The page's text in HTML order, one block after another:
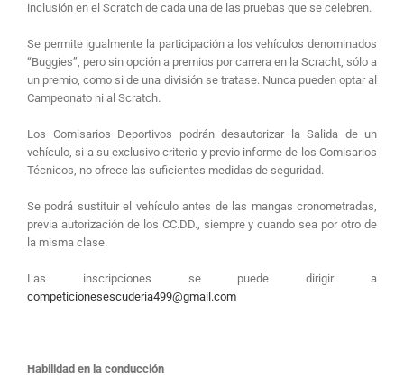
inclusión en el Scratch de cada una de las pruebas que se celebren.
Se permite igualmente la participación a los vehículos denominados
“Buggies”, pero sin opción a premios por carrera en la Scracht, sólo a
un premio, como si de una división se tratase. Nunca pueden optar al
Campeonato ni al Scratch.
Los Comisarios Deportivos podrán desautorizar la Salida de un
vehículo, si a su exclusivo criterio y previo informe de los Comisarios
Técnicos, no ofrece las suficientes medidas de seguridad.
Se podrá sustituir el vehículo antes de las mangas cronometradas,
previa autorización de los CC.DD., siempre y cuando sea por otro de
la misma clase.
Las inscripciones se puede dirigir a
competicionesescuderia499@gmail.com
Habilidad en la conducción